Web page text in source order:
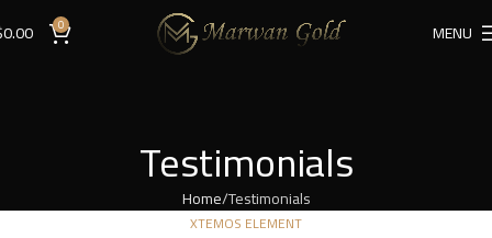
MENU
0
0.00
Testimonials
Home Testimonials
XTEMOS ELEMENT